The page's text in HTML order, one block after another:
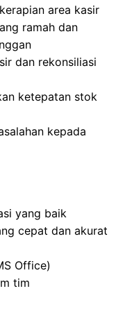
area kasir
ramah dan
dan rekonsiliasi
ketepatan stok
kepada
yang baik
cepat dan akurat
Office)
tim